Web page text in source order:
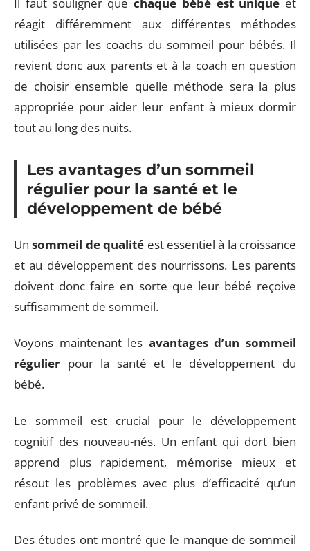
réagit différemment aux différentes méthodes
utilisées par les coachs du sommeil pour bébés. Il
revient donc aux parents et à la coach en question
de choisir ensemble quelle méthode sera la plus
appropriée pour aider leur enfant à mieux dormir
tout au long des nuits.
Les avantages d’un sommeil
régulier pour la santé et le
développement de bébé
Unsommeil de qualité est essentiel à la croissance
et au développement des nourrissons. Les parents
doivent donc faire en sorte que leur bébé reçoive
suffisamment de sommeil.
Voyons maintenant les avantages d’un sommeil
régulier pour la santé et le développement du
bébé.
Le sommeil est crucial pour le développement
cognitif des nouveau-nés. Un enfant qui dort bien
apprend plus rapidement, mémorise mieux et
résout les problèmes avec plus d’efficacité qu’un
enfant privé de sommeil.
Des études ont montré que le manque de sommeil